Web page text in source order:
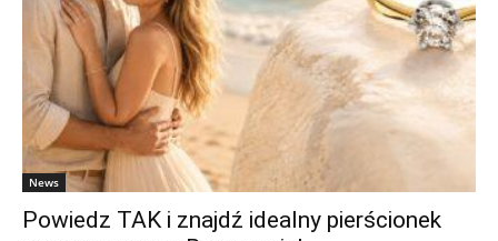
News
Powiedz TAK i znajdź idealny pierścionek